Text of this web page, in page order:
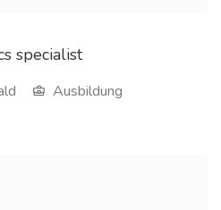
specialist
Ausbildung